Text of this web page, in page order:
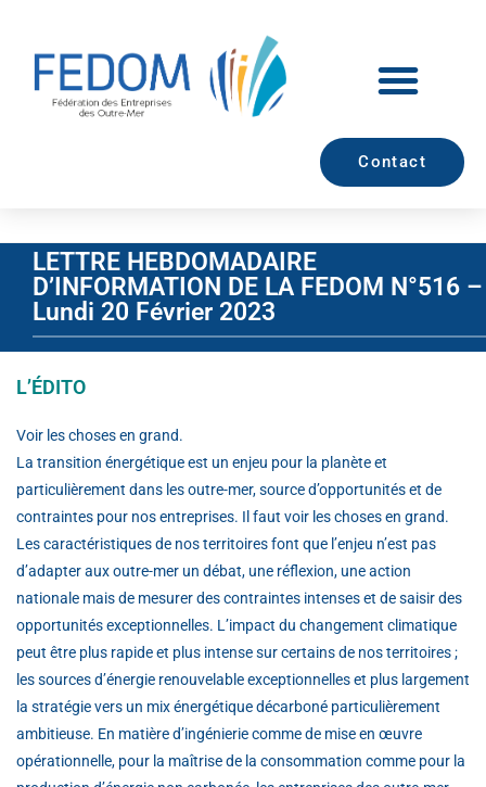
Contact
LETTRE HEBDOMADAIRE
D’INFORMATION DE LA FEDOM N°516 –
Lundi 20 Février 2023
L’ÉDITO
Voir les choses en grand.
La transition énergétique est un enjeu pour la planète et
particulièrement dans les outre-mer, source d’opportunités et de
contraintes pour nos entreprises. Il faut voir les choses en grand.
Les caractéristiques de nos territoires font que l’enjeu n’est pas
d’adapter aux outre-mer un débat, une réflexion, une action
nationale mais de mesurer des contraintes intenses et de saisir des
opportunités exceptionnelles. L’impact du changement climatique
peut être plus rapide et plus intense sur certains de nos territoires ;
les sources d’énergie renouvelable exceptionnelles et plus largement
la stratégie vers un mix énergétique décarboné particulièrement
ambitieuse. En matière d’ingénierie comme de mise en œuvre
opérationnelle, pour la maîtrise de la consommation comme pour la